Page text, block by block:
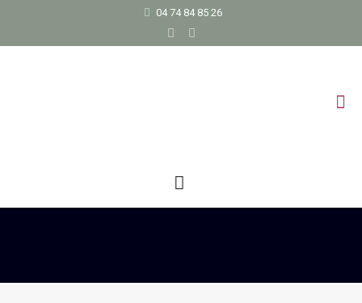
04 74 84 85 26